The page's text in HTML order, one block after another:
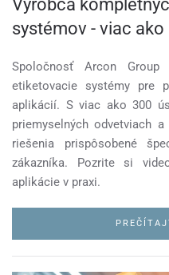
Výrobca
systémov - viac
Spoločnosť Arcon Group
etiketovacie systémy pre
aplikácií. S viac ako 300
priemyselných odvetviach
riešenia prispôsobené
zákazníka. Pozrite si
aplikácie v praxi.